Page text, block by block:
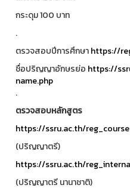
กระดุม 100 บาท
.
ตรวจสอบปีการศึกษาhttps://
ชื่อปริญญาอักษรย่อ https://
name.php
.
ตรวจสอบหลักสูตร
https://ssru.ac.th/
(ปริญญาตรี)
https://ssru.ac.th/
(ปริญญาตรี นานาชาติ)